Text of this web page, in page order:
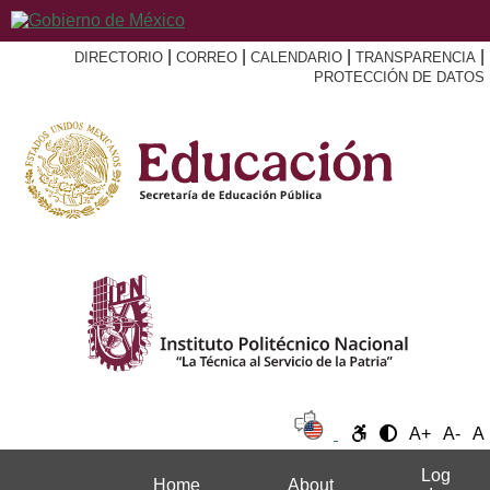
DIRECTORIO CORREO CALENDARIO TRANSPARENCIA
PROTECCIÓN DE DATOS
A+ A- A
Home About
Log